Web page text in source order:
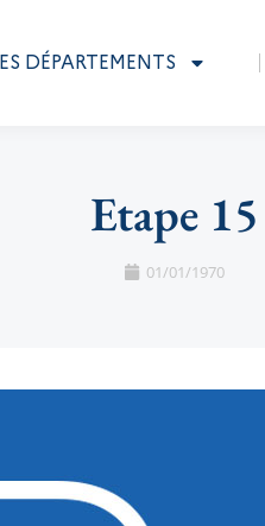
DÉPARTEMENTS
Etape 15
01/01/1970